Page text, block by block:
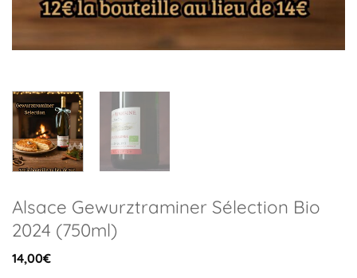
Alsace Gewurztraminer Sélection Bio
2024 (750ml)
14,00€